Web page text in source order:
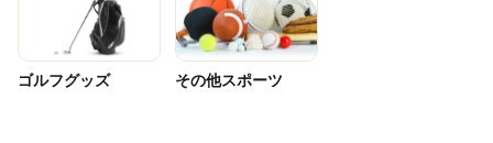
ゴルフグッズ その他スポーツ